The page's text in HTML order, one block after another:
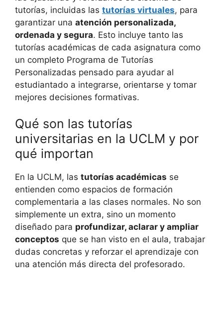
tutorías, incluidas las tutorías virtuales, para
garantizar una atención personalizada,
ordenada y segura. Esto incluye tanto las
tutorías académicas de cada asignatura como
un completo Programa de Tutorías
Personalizadas pensado para ayudar al
estudiantado a integrarse, orientarse y tomar
mejores decisiones formativas.
Qué son las tutorías
universitarias en la UCLM y por
qué importan
En la UCLM, las tutorías académicas se
entienden como espacios de formación
complementaria a las clases normales. No son
simplemente un extra, sino un momento
diseñado para profundizar, aclarar y ampliar
conceptos que se han visto en el aula, trabajar
dudas concretas y reforzar el aprendizaje con
una atención más directa del profesorado.